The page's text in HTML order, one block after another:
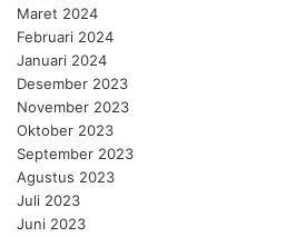
Maret 2024
Februari 2024
Januari 2024
Desember 2023
November 2023
Oktober 2023
September 2023
Agustus 2023
Juli 2023
Juni 2023